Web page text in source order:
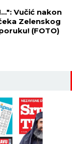
Vučić nakon
Zelenskog
(FOTO)